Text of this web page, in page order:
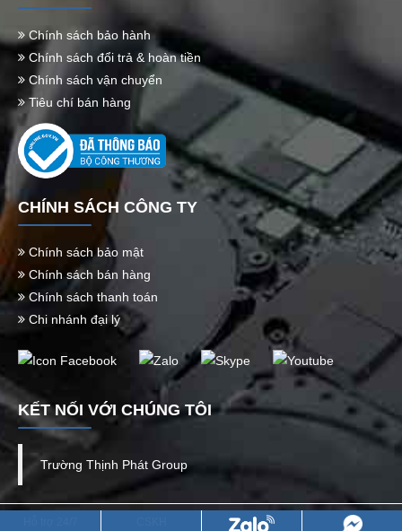
Chính sách bảo hành
Chính sách đổi trả & hoàn tiền
Chính sách vận chuyển
Tiêu chí bán hàng
CHÍNH SÁCH CÔNG TY
Chính sách bảo mật
Chính sách bán hàng
Chính sách thanh toán
Chi nhánh đại lý
KẾT NỐI VỚI CHÚNG TÔI
Trường Thịnh Phát Group
CÔNG TY TNHH TM DV QUỐC TẾ TRƯỜNG THỊNH PHÁT